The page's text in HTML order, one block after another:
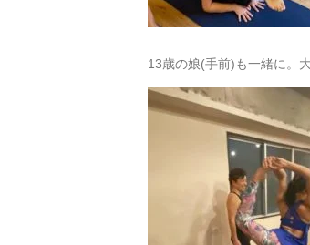
13歳の娘(手前)も一緒に。